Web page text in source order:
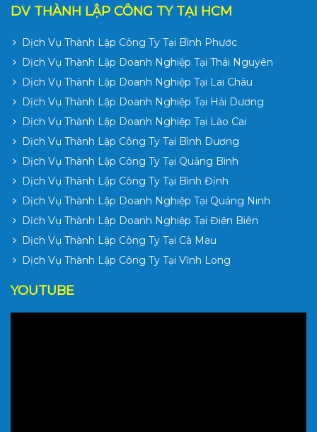
DV THÀNH LẬP CÔNG TY TẠI HCM
Dịch Vụ Thành Lập Công Ty Tại Bình Phước
Dịch Vụ Thành Lập Doanh Nghiệp Tại Thái Nguyên
Dịch Vụ Thành Lập Doanh Nghiệp Tại Lai Châu
Dịch Vụ Thành Lập Doanh Nghiệp Tại Hải Dương
Dịch Vụ Thành Lập Doanh Nghiệp Tại Lào Cai
Dịch Vụ Thành Lập Công Ty Tại Bình Dương
Dịch Vụ Thành Lập Công Ty Tại Quảng Bình
Dịch Vụ Thành Lập Công Ty Tại Bình Định
Dịch Vụ Thành Lập Doanh Nghiệp Tại Quảng Ninh
Dịch Vụ Thành Lập Doanh Nghiệp Tại Điện Biên
Dịch Vụ Thành Lập Công Ty Tại Cà Mau
Dịch Vụ Thành Lập Công Ty Tại Vĩnh Long
YOUTUBE